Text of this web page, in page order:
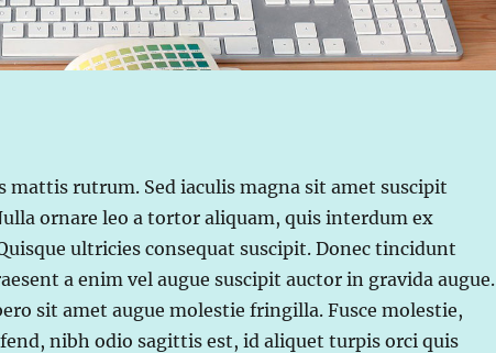
mattis rutrum. Sed iaculis magna sit amet suscipit
ornare leo a tortor aliquam, quis interdum ex
ultricies consequat suscipit. Donec tincidunt
a enim vel augue suscipit auctor in gravida augue.
sit amet augue molestie fringilla. Fusce molestie,
nibh odio sagittis est, id aliquet turpis orci quis